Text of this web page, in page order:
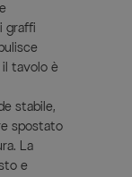
graffi
tavolo è
stabile,
spostato
La
e